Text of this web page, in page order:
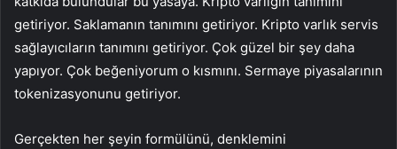
getiriyor. Saklamanın tanımını getiriyor. Kripto varlık servis
sağlayıcıların tanımını getiriyor. Çok güzel bir şey daha
yapıyor. Çok beğeniyorum o kısmını. Sermaye piyasalarının
tokenizasyonunu getiriyor.
Gerçekten her şeyin formülünü, denklemini